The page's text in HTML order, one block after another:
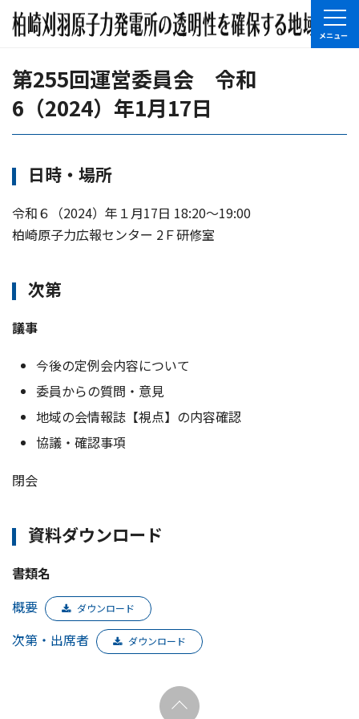
第255回運営委員会 令和
6（2024）年1月17日
日時・場所
令和６（2024）年１月17日 18:20〜19:00
柏崎原子力広報センター 2Ｆ研修室
次第
議事
今後の定例会内容について
委員からの質問・意見
地域の会情報誌【視点】の内容確認
協議・確認事項
閉会
資料ダウンロード
書類名
概要
ダウンロード
次第・出席者 ダウンロード